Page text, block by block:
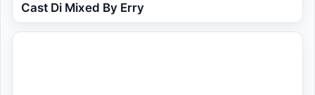
Cast Di Mixed By Erry